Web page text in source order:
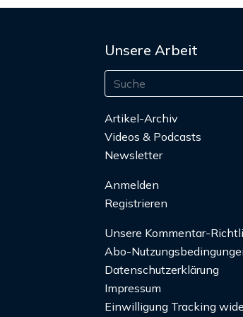
Unsere Arbeit
Artikel-Archiv
Videos & Podcasts
Newsletter
Anmelden
Registrieren
Unsere Kommentar-
Abo-
Datenschutzerklärung
Impressum
Einwilligung Tracking